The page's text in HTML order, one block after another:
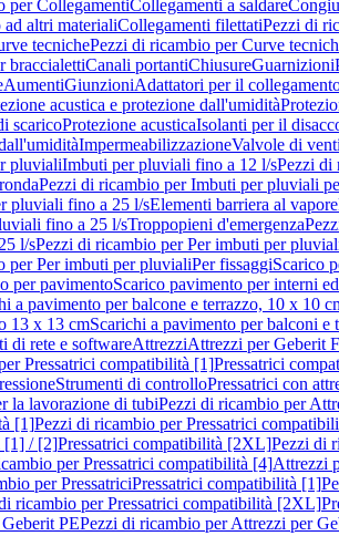
per CollegamentiCollegamenti a saldare
altri materialiCollegamenti filettatiPezzi di
tecnichePezzi di ricambio per Curve
braccialettiCanali portantiChiusureGuarnizioni
AumentiGiunzioniAdattatori per il
acustica e protezione dall'umidità
scaricoProtezione acusticaIsolanti per il
ImpermeabilizzazioneValvole di
pluvialiImbuti per pluviali fino a 12 l/sPezzi di
Pezzi di ricambio per Imbuti per pluviali
pluviali fino a 25 l/sElementi barriera al vapore
fino a 25 l/sTroppopieni d'emergenza
l/sPezzi di ricambio per Per imbuti per
per Per imbuti per pluvialiPer fissaggiScarico
per pavimentoScarico pavimento per interni
a pavimento per balcone e terrazzo, 10 x 10
13 x 13 cmScarichi a pavimento per balconi e
di rete e softwareAttrezziAttrezzi per Geberit
Pressatrici compatibilità [1]Pressatrici
Strumenti di controlloPressatrici con
la lavorazione di tubiPezzi di ricambio per
[1]Pezzi di ricambio per Pressatrici
[1] / [2]Pressatrici compatibilità [2XL]Pezzi di
per Pressatrici compatibilità [4]Attrezzi
per PressatriciPressatrici compatibilità [1]
ricambio per Pressatrici compatibilità [2XL]
PEPezzi di ricambio per Attrezzi per